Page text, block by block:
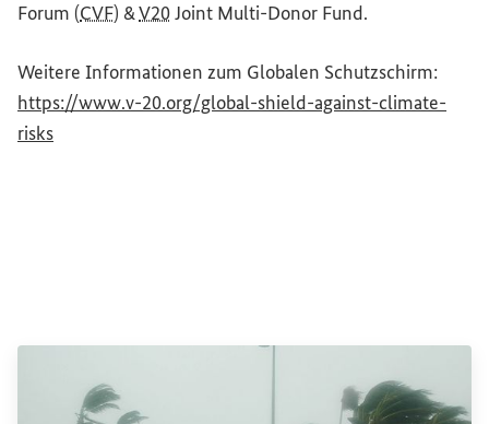
Forum (CVF) &V20Joint Multi-Donor Fund.
Weitere Informationen zum Globalen Schutzschirm:
https://www.v-20.org/global-shield-against-climate-
risks(Externer Link)